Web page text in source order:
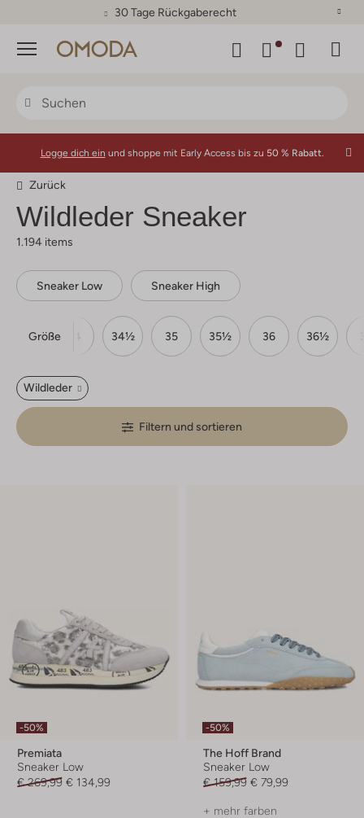
30 Tage Rückgaberecht
Menü
Logge dich ein und shoppe mit Early Access bis zu 50 % Rabatt.
Zurück
Wildleder Sneaker
1.194 items
Sneaker Low Sneaker High
Größe
33½ 34 34½ 35 35½ 36 36½
Wildleder
Filtern und sortieren
-50%
Premiata
Sneaker Low
€ 269,99 € 134,99
-50%
The Hoff Brand
Sneaker Low
€ 159,99 € 79,99
+ mehr farben